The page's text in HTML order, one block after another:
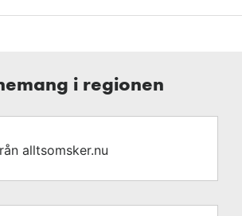
i regionen
alltsomsker.nu